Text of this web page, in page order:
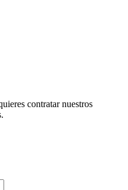
contratar nuestros